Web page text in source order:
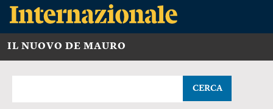
IL NUOVO DE MAURO
CERCA